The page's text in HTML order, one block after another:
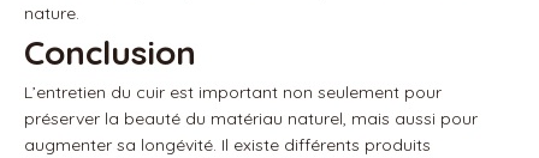
nature.
Conclusion
L’entretien du cuir est important non seulement pour
préserver la beauté du matériau naturel, mais aussi pour
augmenter sa longévité. Il existe différents produits